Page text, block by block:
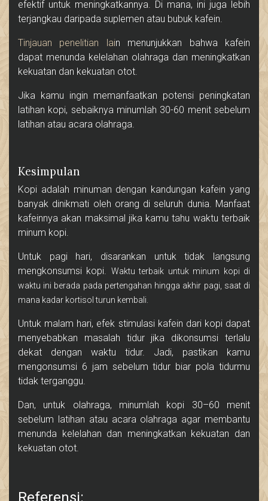
efektif untuk meningkatkannya. Di mana, ini juga lebih
terjangkau daripada suplemen atau bubuk kafein.
Tinjauan penelitian lain menunjukkan bahwa kafein
dapat menunda kelelahan olahraga dan meningkatkan
kekuatan dan kekuatan otot.
Jika kamu ingin memanfaatkan potensi peningkatan
latihan kopi, sebaiknya minumlah 30-60 menit sebelum
latihan atau acara olahraga.
Kesimpulan
Kopi adalah minuman dengan kandungan kafein yang
banyak dinikmati oleh orang di seluruh dunia. Manfaat
kafeinnya akan maksimal jika kamu tahu waktu terbaik
minum kopi.
Untuk pagi hari, disarankan untuk tidak langsung
mengkonsumsi kopi. Waktu terbaik untuk minum kopi di
waktu ini berada pada pertengahan hingga akhir pagi, saat di
mana kadar kortisol turun kembali.
Untuk malam hari, efek stimulasi kafein dari kopi dapat
menyebabkan masalah tidur jika dikonsumsi terlalu
dekat dengan waktu tidur. Jadi, pastikan kamu
mengonsumsi 6 jam sebelum tidur biar pola tidurmu
tidak terganggu.
Dan, untuk olahraga, minumlah kopi 30–60 menit
sebelum latihan atau acara olahraga agar membantu
menunda kelelahan dan meningkatkan kekuatan dan
kekuatan otot.
Referensi: